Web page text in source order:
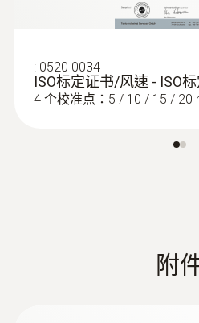
: 0520 0034
ISO标定证书/风速 - ISO
4 个校准点：5 / 10 / 15 / 20
附